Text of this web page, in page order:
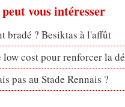
vous intéresser
bradé ? Besiktas à l'affût
cost pour renforcer la
pas au Stade Rennais ?